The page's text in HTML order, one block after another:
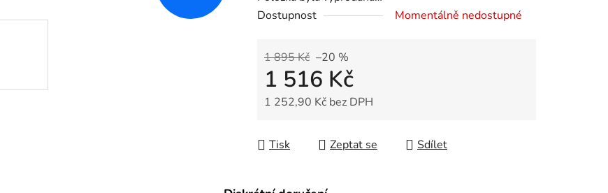
5
Dostupnost
Momentálně nedostupné
1 895 Kč –20 %
1 516 Kč
1 252,90 Kč bez DPH
Tisk
Zeptat se Sdílet